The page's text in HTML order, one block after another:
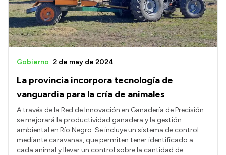
La provincia incorpora tecnología de
vanguardia para la cría de animales
Gobierno 2 de may de 2024
A través de la Red de Innovación en Ganadería de Precisión
se mejorará la productividad ganadera y la gestión
ambiental en Río Negro. Se incluye un sistema de control
mediante caravanas, que permiten tener identificado a
cada animal y llevar un control sobre la cantidad de